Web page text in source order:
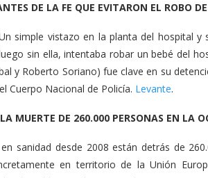
DE LA FE QUE EVITARON EL ROBO
simple vistazo en la planta del hospital
sin ella, intentaba robar un bebé del
y Roberto Soriano) fue clave en su
Cuerpo Nacional de Policía. Levante.
MUERTE DE 260.000 PERSONAS EN LA
sanidad desde 2008 están detrás de
en territorio de la Unión